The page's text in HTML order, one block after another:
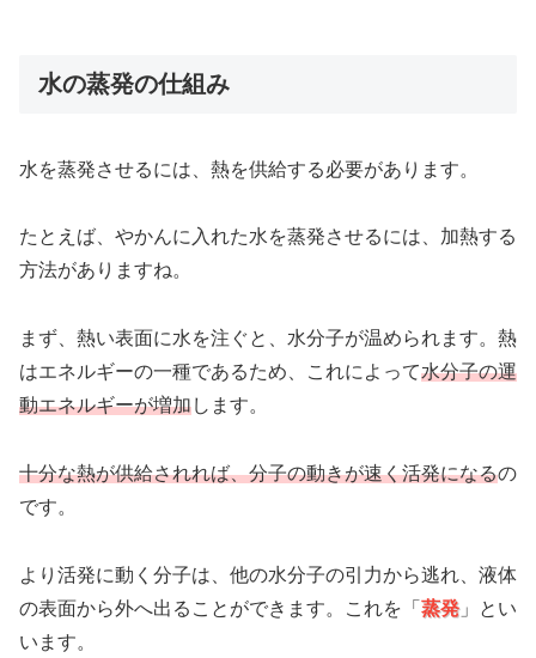
水の蒸発の仕組み
水を蒸発させるには、熱を供給する必要があります。
たとえば、やかんに入れた水を蒸発させるには、加熱する
方法がありますね。
まず、熱い表面に水を注ぐと、水分子が温められます。熱
はエネルギーの一種であるため、これによって水分子の運
動エネルギーが増加します。
十分な熱が供給されれば、分子の動きが速く活発になるの
です。
より活発に動く分子は、他の水分子の引力から逃れ、液体
の表面から外へ出ることができます。これを「 蒸発」とい
います。